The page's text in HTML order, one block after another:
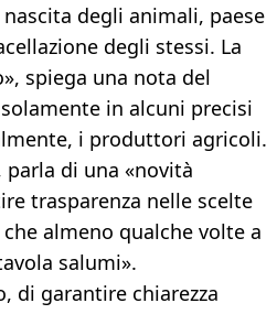
degli animali, paese
degli stessi. La
spiega una nota del
in alcuni precisi
i produttori agricoli.
di una «novità
trasparenza nelle scelte
almeno qualche volte a
salumi».
di garantire chiarezza